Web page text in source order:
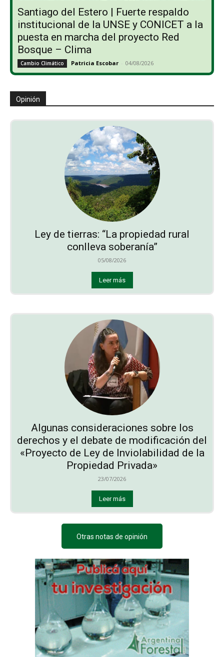
Santiago del Estero | Fuerte respaldo
institucional de la UNSE y CONICET a la
puesta en marcha del proyecto Red
Bosque – Clima
Cambio Climático Patricia Escobar - 04/08/2026
Opinión
Ley de tierras: “La propiedad rural
conlleva soberanía”
05/08/2026
Leer más
Algunas consideraciones sobre los
derechos y el debate de modificación del
«Proyecto de Ley de Inviolabilidad de la
Propiedad Privada»
23/07/2026
Leer más
Otras notas de opinión